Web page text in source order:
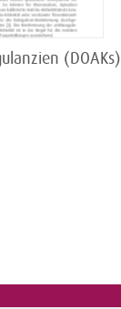
(DOAKs)